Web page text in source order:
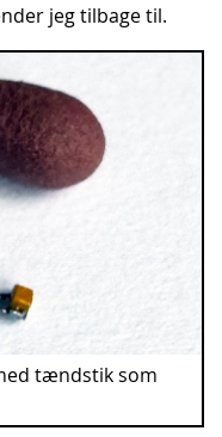
jeg tilbage til.
tændstik som